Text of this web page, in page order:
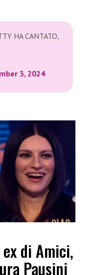
HA CANTATO,
3, 2024
di Amici,
Pausini